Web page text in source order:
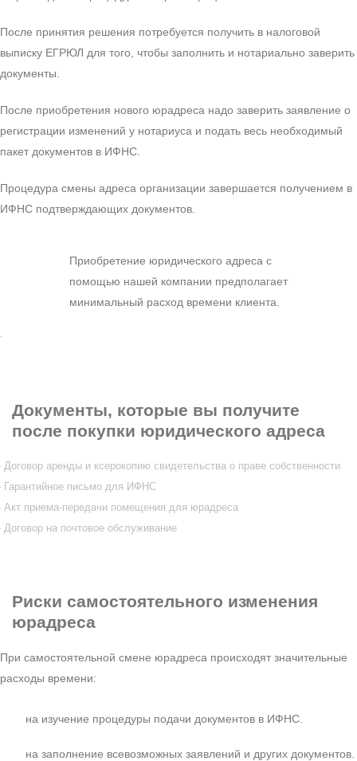
После принятия решения потребуется получить в налоговой
выписку ЕГРЮЛ для того, чтобы заполнить и нотариально заверить
документы.
После приобретения нового юрадреса надо заверить заявление о
регистрации изменений у нотариуса и подать весь необходимый
пакет документов в ИФНС.
Процедура смены адреса организации завершается получением в
ИФНС подтверждающих документов.
Приобретение юридического адреса с
помощью нашей компании предполагает
минимальный расход времени клиента.
Документы, которые вы получите
после покупки юридического адреса
Договор аренды и ксерокопию свидетельства о праве собственности
Гарантийное письмо для ИФНС
Акт приема-передачи помещения для юрадреса
Договор на почтовое обслуживание
Риски самостоятельного изменения
юрадреса
При самостоятельной смене юрадреса происходят значительные
расходы времени:
на изучение процедуры подачи документов в ИФНС.
на заполнение всевозможных заявлений и других документов.